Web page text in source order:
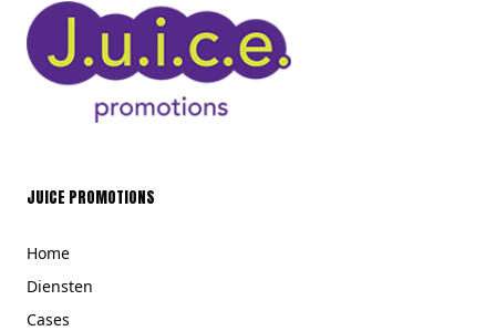
JUICE PROMOTIONS
Home
Diensten
Cases